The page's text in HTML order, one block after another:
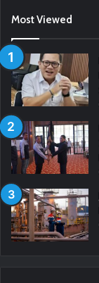
Most Viewed